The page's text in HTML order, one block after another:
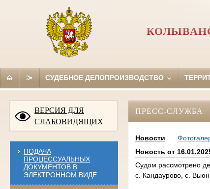
СУДЕБНОЕ ДЕЛОПРОИЗВОДСТВО
ВЕРСИЯ ДЛЯ
СЛАБОВИДЯЩИХ
ПОДАЧА
ПРОЦЕССУАЛЬНЫХ
ДОКУМЕНТОВ В
ЭЛЕКТРОННОМ ВИДЕ
ПРЕСС-СЛУЖБА
Новости
Новость от
Судом рассмотрено
с. Кандаурово, с.